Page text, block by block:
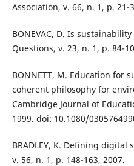
Association, v. 66, n. 1, p. 21-
BONEVAC, D. Is
Questions, v. 23, n. 1, p. 84-
BONNETT, M. Education for
coherent philosophy for
Cambridge Journal of
1999. doi: 10.1080/
BRADLEY, K. Defining
v. 56, n. 1, p. 148-163, 2007.